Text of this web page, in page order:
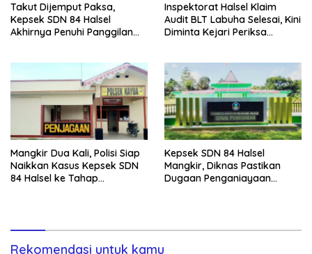
Takut Dijemput Paksa,
Kepsek SDN 84 Halsel
Akhirnya Penuhi Panggilan
Inspektorat Halsel Klaim
Audit BLT Labuha Selesai, Kini
Diminta Kejari Periksa
Mangkir Dua Kali, Polisi Siap
Naikkan Kasus Kepsek SDN
84 Halsel ke Tahap
Kepsek SDN 84 Halsel
Mangkir, Diknas Pastikan
Dugaan Penganiayaan
Rekomendasi untuk kamu